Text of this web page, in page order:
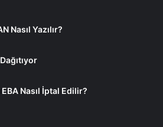
Nasıl Yazılır?
Nasıl İptal Edilir?